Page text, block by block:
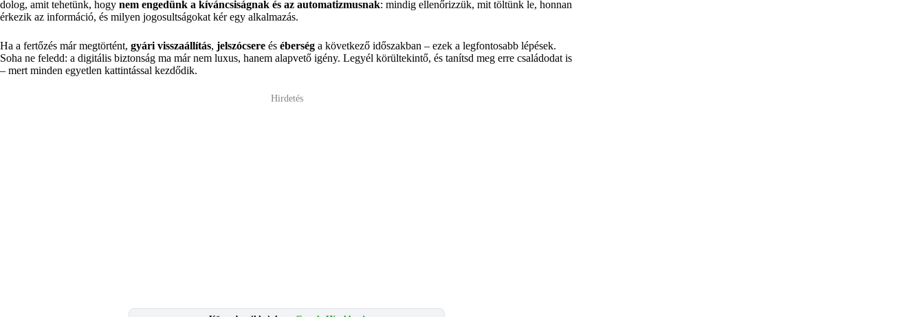
dolog, amit tehetünk, hogy nem engedünk a kíváncsiságnak és az automatizmusnak: mindig ellenőrizzük, mit töltünk le, honnan
érkezik az információ, és milyen jogosultságokat kér egy alkalmazás.
Ha a fertőzés már megtörtént, gyári visszaállítás, jelszócsere és éberség a következő időszakban – ezek a legfontosabb lépések.
Soha ne feledd: a digitális biztonság ma már nem luxus, hanem alapvető igény. Legyél körültekintő, és tanítsd meg erre családodat is
– mert minden egyetlen kattintással kezdődik.
Hirdetés